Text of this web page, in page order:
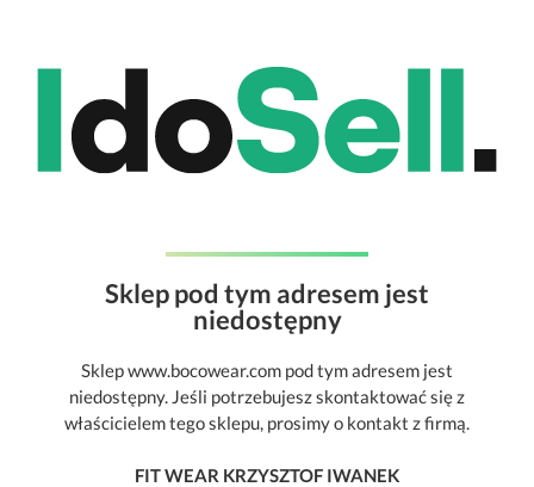
Sklep pod tym adresem jest
niedostępny
Sklep www.bocowear.com pod tym adresem jest
niedostępny. Jeśli potrzebujesz skontaktować się z
właścicielem tego sklepu, prosimy o kontakt z firmą.
FIT WEAR KRZYSZTOF IWANEK